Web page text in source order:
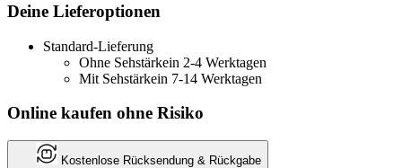
Deine Lieferoptionen
Standard-Lieferung
Ohne Sehstärkein 2-4 Werktagen
Mit Sehstärkein 7-14 Werktagen
Online kaufen ohne Risiko
Kostenlose Rücksendung & Rückgabe